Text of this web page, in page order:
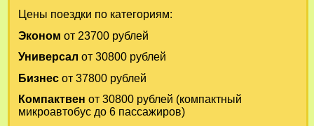
Цены поездки по категориям:
Эконом от 23700 рублей
Универсал от 30800 рублей
Бизнесот 37800 рублей
Компактвен от 30800 рублей (компактный
микроавтобус до 6 пассажиров)